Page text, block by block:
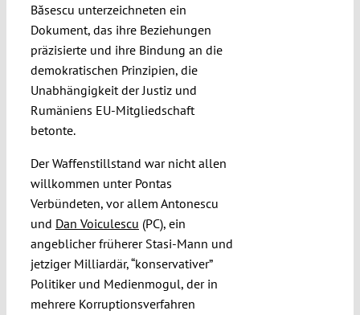
Băsescu unterzeichneten ein
Dokument, das ihre Beziehungen
präzisierte und ihre Bindung an die
demokratischen Prinzipien, die
Unabhängigkeit der Justiz und
Rumäniens EU-Mitgliedschaft
betonte.
Der Waffenstillstand war nicht allen
willkommen unter Pontas
Verbündeten, vor allem Antonescu
und Dan Voiculescu (PC), ein
angeblicher früherer Stasi-Mann und
jetziger Milliardär, “konservativer”
Politiker und Medienmogul, der in
mehrere Korruptionsverfahren